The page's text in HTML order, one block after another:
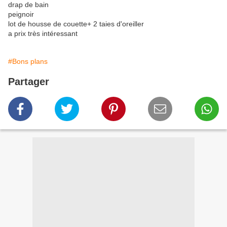
drap de bain
peignoir
lot de housse de couette+ 2 taies d'oreiller
a prix très intéressant
#Bons plans
Partager